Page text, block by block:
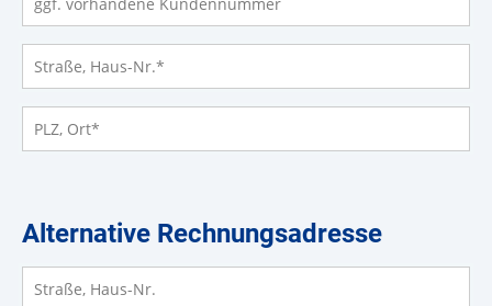
Straße, Haus-Nr.*
PLZ, Ort*
Alternative Rechnungsadresse